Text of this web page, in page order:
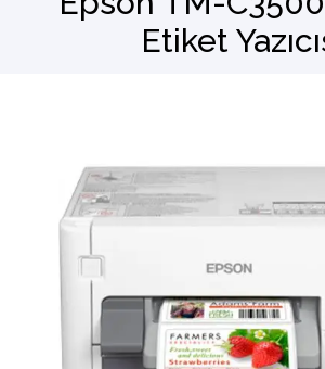
Barkod OkuyucuEtiket